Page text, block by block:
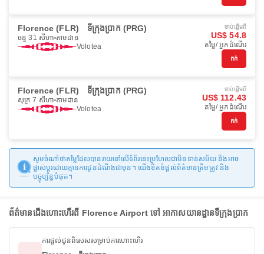
Florence (FLR) ទីក្រុងប្រាក (PRG)
ចន្ទ 31 សីហា តាមដាន
Volotea
ចាប់ផ្ដើមពី
US$ 54.8
តម្លៃ/ អ្នកដំណើរ
កក់
Florence (FLR) ទីក្រុងប្រាក (PRG)
សុក្រ 7 សីហា តាមដាន
Volotea
ចាប់ផ្ដើមពី
US$ 112.43
តម្លៃ/ អ្នកដំណើរ
កក់
សូមចំណាំថាតម្លៃដែលបានរាយនៅលើទំព័រនេះប្រហែលជាមិនទាន់សម័យ និងអាច
ផ្លាស់ប្តូរដោយគ្មានការជូនដំណឹងជាមុន។ យើងខិតខំផ្តល់ព័ត៌មានត្រឹមត្រូវ និង
បច្ចុប្បន្នបំផុត។
ព័ត៌មានជើងហោះហើរពី Florence Airport ទៅ អាកាសយានដ្ឋានទីក្រុងប្រាក
ការផ្តល់ជូនពិសេសសម្រាប់ការហោះហើរ